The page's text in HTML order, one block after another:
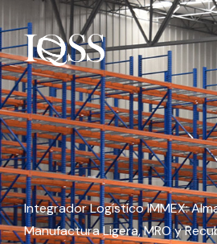
Integrador Logístico IMMEX:
Manufactura Ligera, MRO y